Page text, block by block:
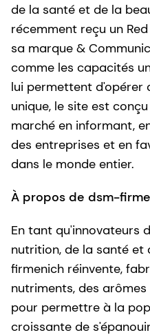
de la santé et de la
récemment reçu un
sa marque &
comme les capacités
lui permettent d'opérer
unique, le site est
marché en informant,
des entreprises et en
dans le monde entier.
À propos de dsm-
En tant qu'innovateurs
nutrition, de la santé et
firmenich réinvente,
nutriments, des
pour permettre à la
croissante de